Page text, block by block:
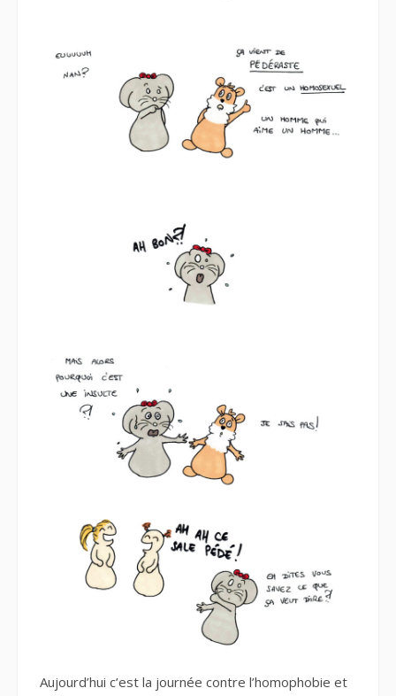
Aujourd’hui c’est la journée contre l’homophobie et